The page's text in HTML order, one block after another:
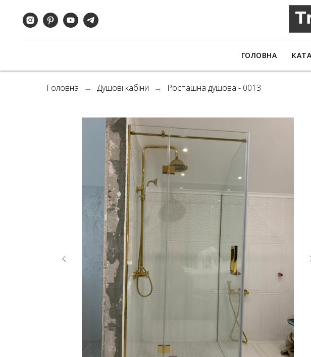
ГОЛОВНА
Головна → Душові кабіни → Роспашна душова - 0013